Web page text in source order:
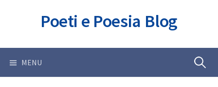
Poeti e Poesia Blog
MENU Ricerca